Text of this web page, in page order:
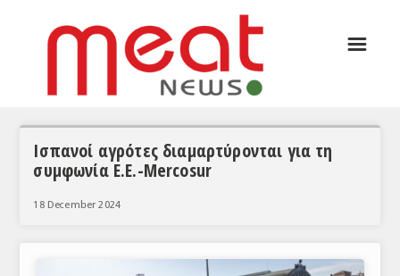
ΣΥΝΕΝΤΕΥΞΕΙΣ
ΘΕΜΑΤΑ
☰
Ισπανοί αγρότες διαμαρτύρονται για τη
συμφωνία Ε.Ε.-Μercosur
18 December 2024